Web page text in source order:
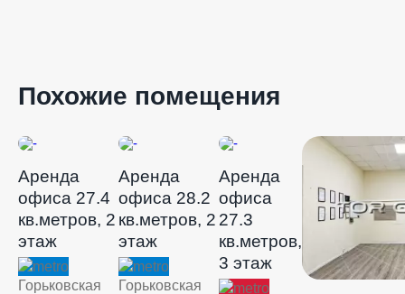
Похожие помещения
Аренда
офиса 27.4
кв.метров, 2
этаж
Горьковская
Аренда
офиса 28.2
кв.метров, 2
этаж
Горьковская
Аренда
офиса
27.3
кв.метров,
3 этаж